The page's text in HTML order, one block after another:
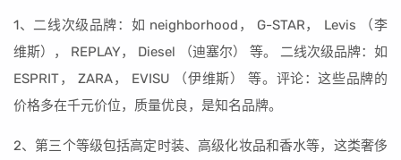
1、二线次级品牌：如 neighborhood， G-STAR， Levis （李
维斯）， REPLAY， Diesel （迪塞尔） 等。 二线次级品牌：如
ESPRIT， ZARA， EVISU （伊维斯） 等。评论：这些品牌的
价格多在千元价位，质量优良，是知名品牌。
2、第三个等级包括高定时装、高级化妆品和香水等，这类奢侈